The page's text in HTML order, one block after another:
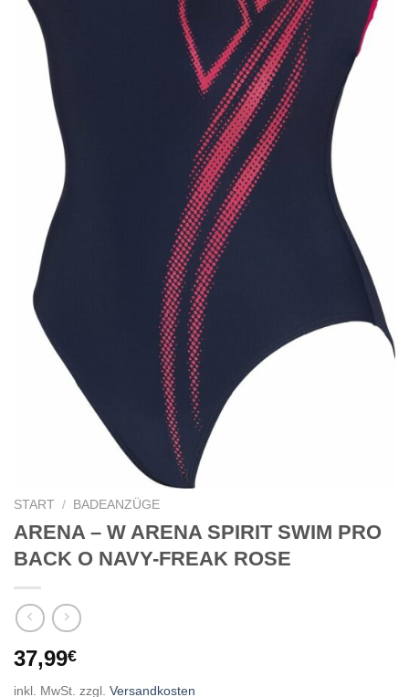
START / BADEANZÜGE
ARENA – W ARENA SPIRIT SWIM PRO
BACK O NAVY-FREAK ROSE
37,99€
inkl. MwSt. zzgl. Versandkosten